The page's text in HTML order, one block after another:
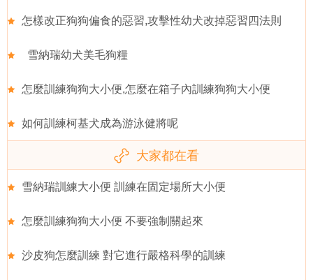
怎樣改正狗狗偏食的惡習,攻擊性幼犬改掉惡習四法則
雪納瑞幼犬美毛狗糧
怎麼訓練狗狗大小便,怎麼在箱子內訓練狗狗大小便
如何訓練柯基犬成為游泳健將呢
大家都在看
雪納瑞訓練大小便 訓練在固定場所大小便
怎麼訓練狗狗大小便 不要強制關起來
沙皮狗怎麼訓練 對它進行嚴格科學的訓練